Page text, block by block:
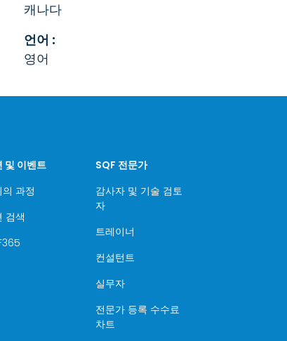
캐나다
언어 :
영어
및 이벤트
의 과정
검색
SQF 전문가
감사자 및 기술 검토
자
트레이너
컨설턴트
실무자
전문가 등록 수수료
차트